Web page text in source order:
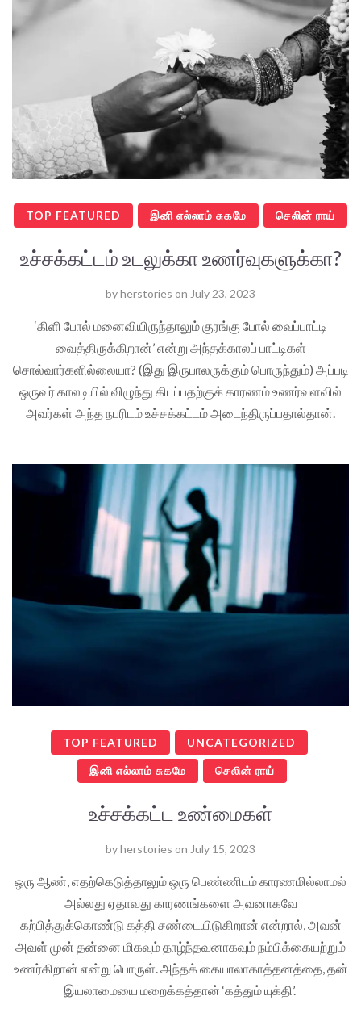
TOP FEATURED இனி எல்லாம் சுகமே செலின் ராய்
உச்சக்கட்டம் உடலுக்கா உணர்வுகளுக்கா?
byherstories on July 23, 2023
‘கிளி போல் மனைவியிருந்தாலும் குரங்கு போல் வைப்பாட்டி
வைத்திருக்கிறான்’ என்று அந்தக்காலப் பாட்டிகள்
சொல்வார்களில்லையா? (இது இருபாலருக்கும் பொருந்தும்) அப்படி
ஒருவர் காலடியில் விழுந்து கிடப்பதற்குக் காரணம் உணர்வளவில்
அவர்கள் அந்த நபரிடம் உச்சக்கட்டம் அடைந்திருப்பதால்தான்.
TOP FEATURED UNCATEGORIZED
இனி எல்லாம் சுகமே செலின் ராய்
உச்சக்கட்ட உண்மைகள்
byherstories on July 15, 2023
ஒரு ஆண், எதற்கெடுத்தாலும் ஒரு பெண்ணிடம் காரணமில்லாமல்
அல்லது ஏதாவது காரணங்களை அவனாகவே
கற்பித்துக்கொண்டு கத்தி சண்டையிடுகிறான் என்றால், அவன்
அவள் முன் தன்னை மிகவும் தாழ்ந்தவனாகவும் நம்பிக்கையற்றும்
உணர்கிறான் என்று பொருள். அந்தக் கையாலாகாத்தனத்தை, தன்
இயலாமையை மறைக்கத்தான் ‘கத்தும் யுக்தி’.